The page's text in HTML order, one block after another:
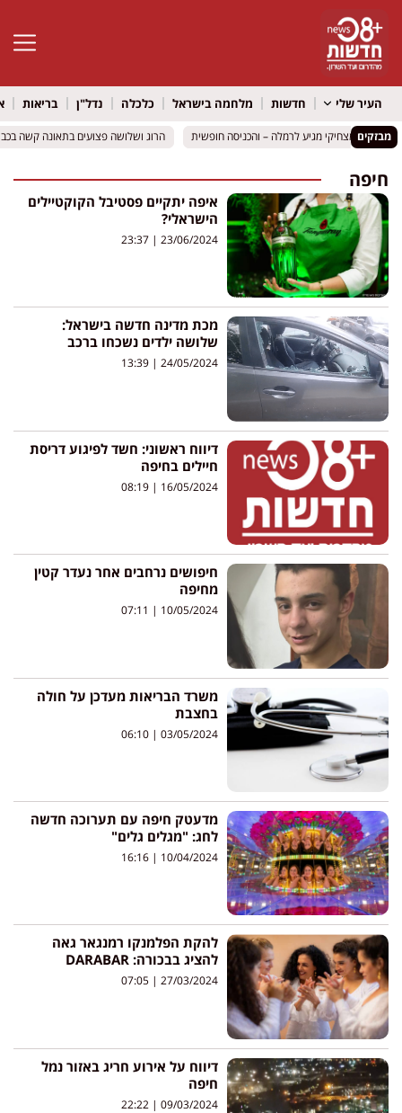
פתח
העיר שלי חדשות מלחמה בישראל כלכלה נדל"ן בריאות
מבזקים
רועיקי מצחיקי מגיע לרמלה – והכניסה חופשית
רועיקי מצחיקי מגיע לרמלה – והכניסה חופשית הרוג ושלושה פצועים בתאונה קשה בכביש 316 סמוך למיתר: שני כלי רכב
הרוג ושלושה פצועים בתאונה קשה בכביש 316 סמוך למיתר: שני כלי רכב
חיפה
איפה יתקיים פסטיבל הקוקטיילים
הישראלי?
23/06/2024
מכת מדינה חדשה בישראל:
שלושה ילדים נשכחו ברכב
24/05/2024
דיווח ראשוני: חשד לפיגוע דריסת
חיילים בחיפה
16/05/2024
חיפושים נרחבים אחר נעדר קטין
מחיפה
10/05/2024
משרד הבריאות מעדכן על חולה
בחצבת
03/05/2024
מדעטק חיפה עם תערוכה חדשה
לחג: "מגלים גלים"
10/04/2024
להקת הפלמנקו רמנגאר גאה
להציג בבכורה: DARABAR
27/03/2024
דיווח על אירוע חריג באזור נמל
חיפה
09/03/2024